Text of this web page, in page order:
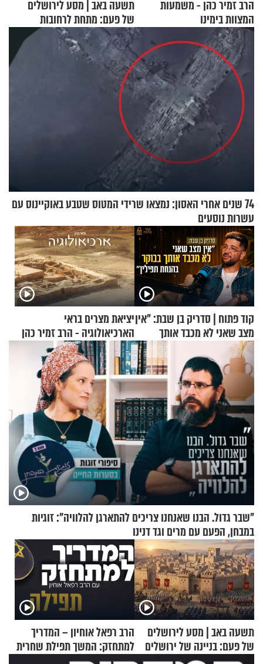
הרב זמיר כהן - משמעות
המצוות בימינו
תשעה באב | מסע לירושלים
של פעם: מתחת לרחובות
ירושלים
74 שנים אחרי האסון: נמצאו שרידי המטוס שטבע באוקיינוס עם
עשרות נוסעים
קוד פתוח | סדריק בן שבת: "אין
מצב שאני לא מכבד אותך
בבוקר בהנחת תפילין"
יציאת מצרים בראי
הארכיאולוגיה - הרב זמיר כהן
"שבר גדול. הבנו שאנחנו צריכים להתארגן להלוויה": זוגיות
במבחן, הפעם עם מרים וגד דנינו
תשעה באב | מסע לירושלים
של פעם: בניינה של ירושלים
הרב רפאל אוחיון – המדריך
למתחזק: המשך תפילת שחרית
מאשרי ועד עלינו